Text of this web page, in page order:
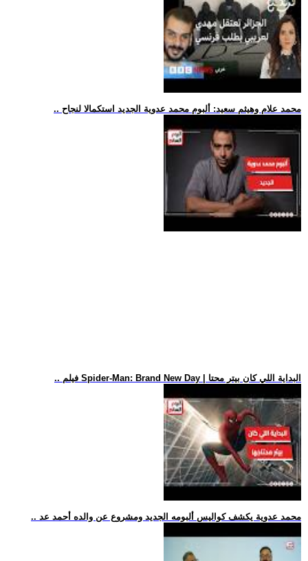
.. محمد علام وهيثم سعيد: ألبوم محمد عدوية الجديد استكمالا لنجاح
.. فيلم Spider-Man: Brand New Day | البداية اللي كان بيتر محتا
.. محمد عدوية يكشف كواليس ألبومه الجديد ومشروع عن والده أحمد عد